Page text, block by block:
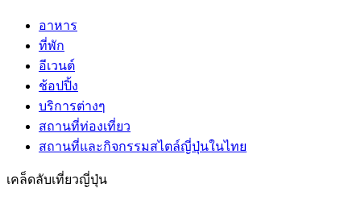
อาหาร
ที่พัก
อีเวนต์
ช้อปปิ้ง
บริการต่างๆ
สถานที่ท่องเที่ยว
สถานที่และกิจกรรมสไตล์ญี่ปุ่นในไทย
เคล็ดลับเที่ยวญี่ปุ่น